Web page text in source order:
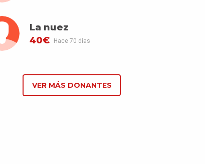
La nuez
40€
Hace 70 días
VER MÁS DONANTES